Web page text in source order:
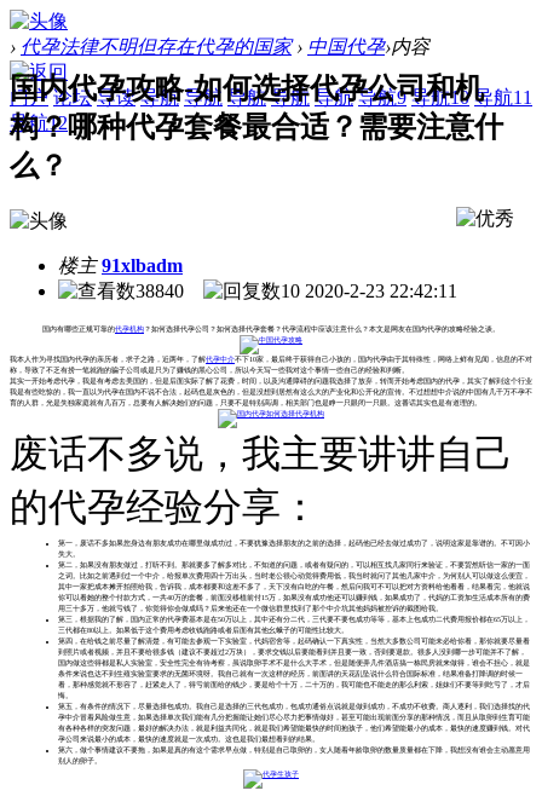
› 代孕法律不明但存在代孕的国家 › 中国代孕›内容
门户 论坛 导读 导航 导航 导航 导航 导航 导航9 导航10 导航11
导航12
国内代孕攻略-如何选择代孕公司和机
构？哪种代孕套餐最合适？需要注意什
么？
楼主 91xlbadm
38840
10 2020-2-23 22:42:11
国内有哪些正规可靠的代孕机构？如何选择代孕公司？如何选择代孕套餐？代孕流程中应该注意什么？本文是网友在国内代孕的攻略经验之谈。
我本人作为寻找国内代孕的亲历者，求子之路，近两年，了解代孕中介不下10家，最后终于获得自己小孩的，国内代孕由于其特殊性，网络上鲜有见闻，信息的不对
称，导致了不乏有捞一笔就跑的骗子公司或是只为了赚钱的黑心公司，所以今天写一些我对这个事情一些自己的经验和判断。
其实一开始考虑代孕，我是有考虑去美国的，但是后面实际了解了花费，时间，以及沟通障碍的问题我选择了放弃，转而开始考虑国内的代孕，其实了解到这个行业
我是有些吃惊的，我一直以为代孕在国内不说不合法，起码也是灰色的，但是没想到居然有这么大的产业化和公开化的宣传。不过想想中介说的中国有几千万不孕不
育的人群，光是失独家庭就有几百万，总要有人解决她们的问题，只要不是特别高调，相关部门也是睁一只眼闭一只眼。这番话其实也是有道理的。
废话不多说，我主要讲讲自己
的代孕经验分享：
第一，废话不多如果您身边有朋友成功在哪里做成功过，不要犹豫选择朋友的之前的选择，起码他已经去做过成功了，说明这家是靠谱的。不可因小
失大。
第二，如果没有朋友做过，打听不到。那就要多了解多对比，不知道的问题，或者有疑问的，可以相互找几家同行来验证，不要贸然听信一家的一面
之词。比如之前遇到过一个中介，给报单次费用四十万出头，当时老公很心动觉得费用低，我当时就问了其他几家中介，为何别人可以做这么便宜，
其中一家把成本摊开拍照给我，告诉我，成本都要和这差不多了，天下没有白吃的午餐，然后问我可不可以把对方资料给他看看，结果看完，他就说
你可以看她的整个付款方式，一共40万的套餐，前面没移植前付15万，如果没有成功他还可以赚到钱，如果成功了，代妈的工资加生活成本所有的费
用三十多万，他就亏钱了，你觉得你会做成吗？后来他还在一个微信群里找到了那个中介坑其他妈妈被控诉的截图给我。
第三，根据我的了解，国内正常的代孕费基本是在50万以上，其中还有分二代，三代要不要包成功等等，基本上包成功二代费用报价都在65万以上，
三代都在80以上。如果低于这个费用考虑收钱跑路或者后面有其他幺蛾子的可能性比较大。
第四，在给钱之前尽量了解清楚，有可能去参观一下实验室，代妈宿舍等，起码确认一下真实性，当然大多数公司可能未必给你看，那你就要尽量看
到照片或者视频，并且不要给很多钱（建议不要超过2万块），要求交钱以后要能看到并且要一致，否则要退款。很多人没到哪一步可能并不了解，
国内做这些得都是私人实验室，安全性完全有待考察，虽说取卵手术不是什么大手术，但是随便弄几件酒店搞一栋民房就来做得，谁会不担心，就是
条件来说也达不到生殖实验室要求的无菌环境呀。我自己就有一次这样的经历，前面讲的天花乱坠说什么符合国际标准，结果准备打降调的时候一
看，那种感觉就不形容了，赶紧走人了，得亏前面给的钱少，要是给个十万，二十万的，我可能也不能走的那么利索，姐妹们不要等到吃亏了，才后
悔。
第五，有条件的情况下，尽量选择包成功。我自己是选择的三代包成功，包成功通俗点说就是做到成功，不成功不收费。商人逐利，我们选择找的代
孕中介冒着风险做生意，如果选择单次我们能有几分把握能让她们尽心尽力把事情做好，甚至可能出现前面分享的那种情况，而且从取卵到生育可能
有各种各样的突发问题，最好的解决办法，就是利益共同化，就是我们希望能最快的时间抱孩子，他们希望能最小的成本，最快的速度赚到钱。对代
孕公司来说最小的成本，最快的速度就是一次成功。这也是我们最想看到的结果。
第六，做个事情建议不要拖，如果是真的有这个需求早点做，特别是自己取卵的，女人随着年龄取卵的数量质量都在下降，我想没有谁会主动愿意用
别人的卵子。